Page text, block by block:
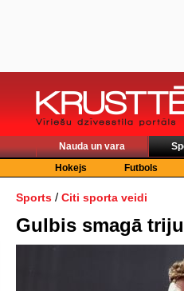
Nauda un vara
Hokejs
Futbols
Sports / Citi sporta veidi
Gulbis smagā